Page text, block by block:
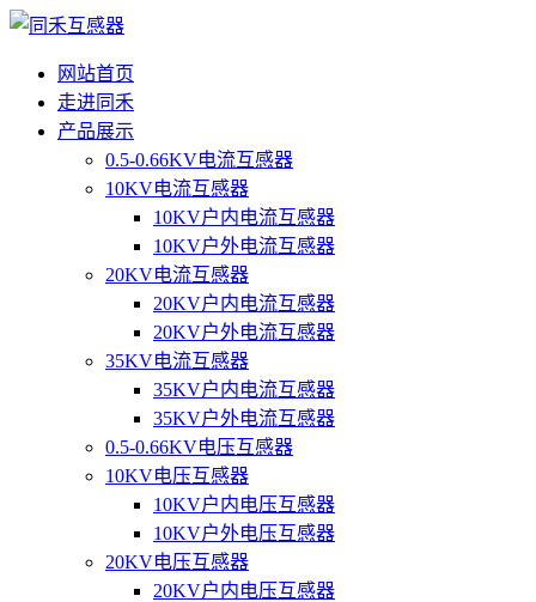
网站首页
走进同禾
产品展示
0.5-0.66KV电流互感器
10KV电流互感器
10KV户内电流互感器
10KV户外电流互感器
20KV电流互感器
20KV户内电流互感器
20KV户外电流互感器
35KV电流互感器
35KV户内电流互感器
35KV户外电流互感器
0.5-0.66KV电压互感器
10KV电压互感器
10KV户内电压互感器
10KV户外电压互感器
20KV电压互感器
20KV户内电压互感器